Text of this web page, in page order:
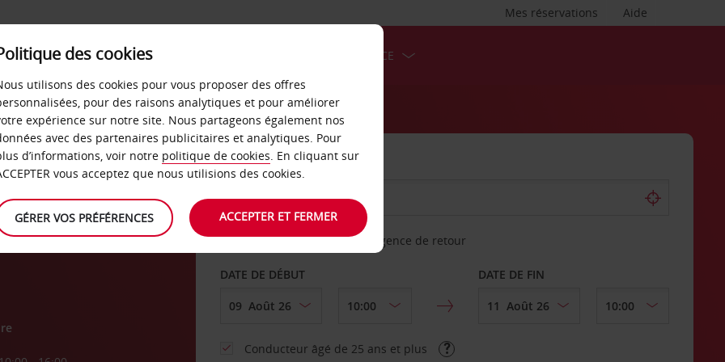
Aide
Mes réservations
SERVICES &
LOCATION
LIBRE-SERVICE
AGENCE DE DÉPART
Sélectionnez une autre agence de retour
DATE DE DÉBUT DATE DE FIN
Conducteur âgé de 25 ans et plus
des cookies
utilisons des cookies pour vous proposer des offres
pour des raisons analytiques et pour améliorer
expérience sur notre site. Nous partageons également nos
avec des partenaires publicitaires et analytiques. Pour
d’informations, voir notre politique de cookies. En cliquant sur
vous acceptez que nous utilisions des cookies.
GÉRER VOS PRÉFÉRENCES ACCEPTER ET FERMER